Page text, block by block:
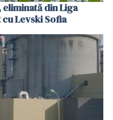
din Liga
Levski Sofia